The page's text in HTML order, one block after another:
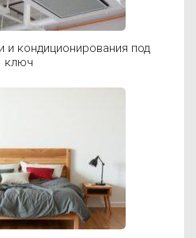
и кондиционирования под
ключ